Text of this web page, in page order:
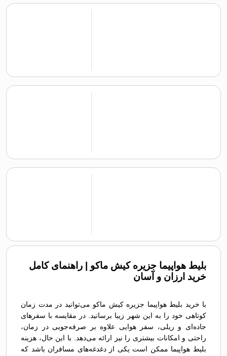
بلیط هواپیما جزیره کیش ماکو | راهنمای کامل
خرید ارزان و آسان
با خرید بلیط هواپیما جزیره کیش ماکو می‌توانید در مدت زمان
کوتاهی خود را به این شهر زیبا برسانید. در مقایسه با سفرهای
جاده‌ای و ریلی، سفر هوایی علاوه بر صرفه‌جویی در زمان،
راحتی و امکانات بیشتری را نیز ارائه می‌دهد. با این حال، هزینه
بلیط هواپیما ممکن است یکی از دغدغه‌های مسافران باشد که